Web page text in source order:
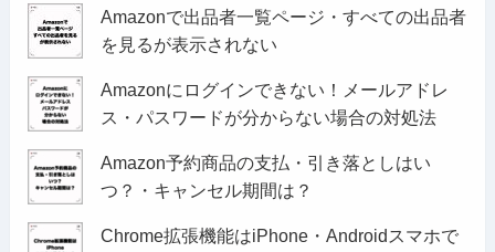
Amazonで出品者一覧ページ・すべての出品者
を見るが表示されない
Amazonにログインできない！メールアドレ
ス・パスワードが分からない場合の対処法
Amazon予約商品の支払・引き落としはい
つ？・キャンセル期間は？
Chrome拡張機能はiPhone・Androidスマホで